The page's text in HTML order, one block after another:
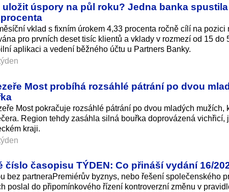
uložit úspory na půl roku? Jedna banka
vklad s fixním úrokem 4,33 procenta ročně cílí na
pro prvních deset tisíc klientů a vklady v rozmezí od 15
aplikaci a vedení běžného účtu u Partners Banky.
Most probíhá rozsáhlé pátrání po dvou
Most pokračuje rozsáhlé pátrání po dvou mladých mužích,
Region tehdy zasáhla silná bouřka doprovázená
kraji.
číslo časopisu TÝDEN: Co přináší vydání 16/
bez partneraPremiérův byznys, nebo řešení společenského
poslal do připomínkového řízení kontroverzní změnu v